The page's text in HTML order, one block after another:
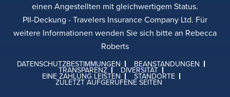
einen Angestellten mit gleichwertigem Status.
PII-Deckung - Travelers Insurance Company Ltd. Für
weitere Informationen wenden Sie sich bitte an Rebecca
Roberts
DATENSCHUTZBESTIMMUNGEN BEANSTANDUNGEN
TRANSPARENZ DIVERSITÄT
EINE ZAHLUNG LEISTEN STANDORTE
ZULETZT AUFGERUFENE SEITEN